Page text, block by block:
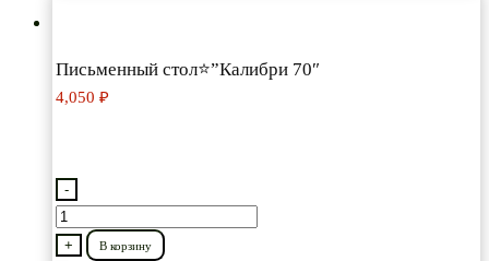
Письменный стол⭐”Калибри 70″
4,050 ₽
-
Количество
товара
+ В корзину